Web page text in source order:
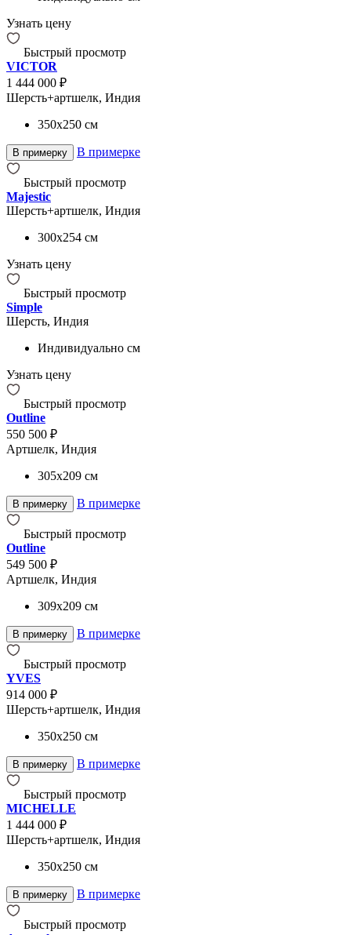
Узнать цену
Быстрый просмотр
VICTOR
1 444 000 ₽
Шерсть+артшелк, Индия
350x250 см
В примерку В примерке
Быстрый просмотр
Majestic
Шерсть+артшелк, Индия
300x254 см
Узнать цену
Быстрый просмотр
Simple
Шерсть, Индия
Индивидуально см
Узнать цену
Быстрый просмотр
Outline
550 500 ₽
Артшелк, Индия
305x209 см
В примерку В примерке
Быстрый просмотр
Outline
549 500 ₽
Артшелк, Индия
309x209 см
В примерку В примерке
Быстрый просмотр
YVES
914 000 ₽
Шерсть+артшелк, Индия
350x250 см
В примерку В примерке
Быстрый просмотр
MICHELLE
1 444 000 ₽
Шерсть+артшелк, Индия
350x250 см
В примерку В примерке
Быстрый просмотр